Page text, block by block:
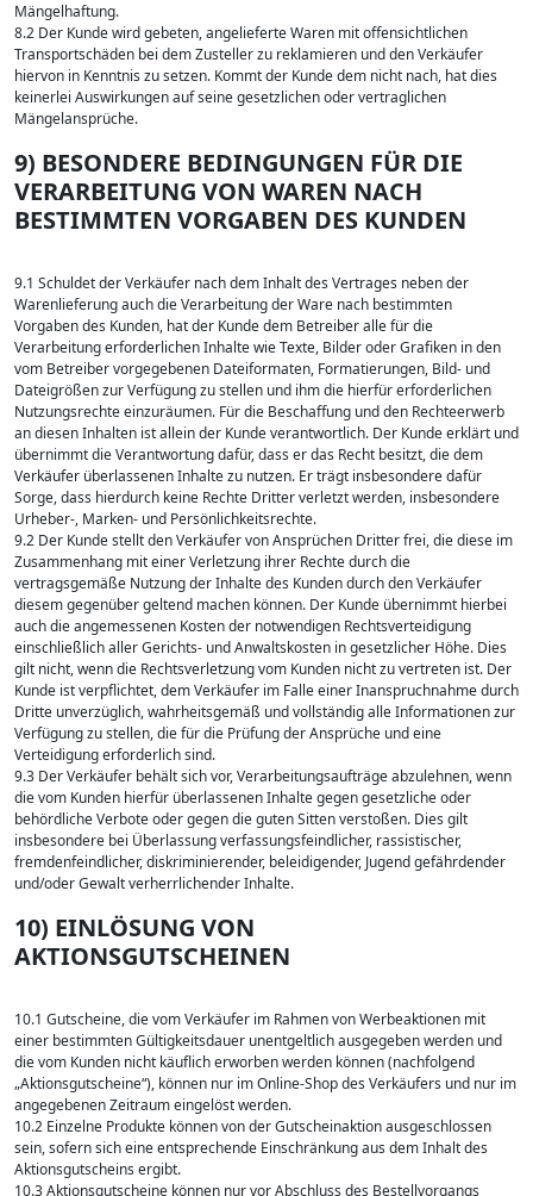
Mängelhaftung.
8.2 Der Kunde wird gebeten, angelieferte Waren mit offensichtlichen
Transportschäden bei dem Zusteller zu reklamieren und den Verkäufer
hiervon in Kenntnis zu setzen. Kommt der Kunde dem nicht nach, hat dies
keinerlei Auswirkungen auf seine gesetzlichen oder vertraglichen
Mängelansprüche.
9) BESONDERE BEDINGUNGEN FÜR DIE
VERARBEITUNG VON WAREN NACH
BESTIMMTEN VORGABEN DES KUNDEN
9.1 Schuldet der Verkäufer nach dem Inhalt des Vertrages neben der
Warenlieferung auch die Verarbeitung der Ware nach bestimmten
Vorgaben des Kunden, hat der Kunde dem Betreiber alle für die
Verarbeitung erforderlichen Inhalte wie Texte, Bilder oder Grafiken in den
vom Betreiber vorgegebenen Dateiformaten, Formatierungen, Bild- und
Dateigrößen zur Verfügung zu stellen und ihm die hierfür erforderlichen
Nutzungsrechte einzuräumen. Für die Beschaffung und den Rechteerwerb
an diesen Inhalten ist allein der Kunde verantwortlich. Der Kunde erklärt und
übernimmt die Verantwortung dafür, dass er das Recht besitzt, die dem
Verkäufer überlassenen Inhalte zu nutzen. Er trägt insbesondere dafür
Sorge, dass hierdurch keine Rechte Dritter verletzt werden, insbesondere
Urheber-, Marken- und Persönlichkeitsrechte.
9.2 Der Kunde stellt den Verkäufer von Ansprüchen Dritter frei, die diese im
Zusammenhang mit einer Verletzung ihrer Rechte durch die
vertragsgemäße Nutzung der Inhalte des Kunden durch den Verkäufer
diesem gegenüber geltend machen können. Der Kunde übernimmt hierbei
auch die angemessenen Kosten der notwendigen Rechtsverteidigung
einschließlich aller Gerichts- und Anwaltskosten in gesetzlicher Höhe. Dies
gilt nicht, wenn die Rechtsverletzung vom Kunden nicht zu vertreten ist. Der
Kunde ist verpflichtet, dem Verkäufer im Falle einer Inanspruchnahme durch
Dritte unverzüglich, wahrheitsgemäß und vollständig alle Informationen zur
Verfügung zu stellen, die für die Prüfung der Ansprüche und eine
Verteidigung erforderlich sind.
9.3 Der Verkäufer behält sich vor, Verarbeitungsaufträge abzulehnen, wenn
die vom Kunden hierfür überlassenen Inhalte gegen gesetzliche oder
behördliche Verbote oder gegen die guten Sitten verstoßen. Dies gilt
insbesondere bei Überlassung verfassungsfeindlicher, rassistischer,
fremdenfeindlicher, diskriminierender, beleidigender, Jugend gefährdender
und/oder Gewalt verherrlichender Inhalte.
10) EINLÖSUNG VON
AKTIONSGUTSCHEINEN
10.1 Gutscheine, die vom Verkäufer im Rahmen von Werbeaktionen mit
einer bestimmten Gültigkeitsdauer unentgeltlich ausgegeben werden und
die vom Kunden nicht käuflich erworben werden können (nachfolgend
„Aktionsgutscheine“), können nur im Online-Shop des Verkäufers und nur im
angegebenen Zeitraum eingelöst werden.
10.2 Einzelne Produkte können von der Gutscheinaktion ausgeschlossen
sein, sofern sich eine entsprechende Einschränkung aus dem Inhalt des
Aktionsgutscheins ergibt.
10.3 Aktionsgutscheine können nur vor Abschluss des Bestellvorgangs